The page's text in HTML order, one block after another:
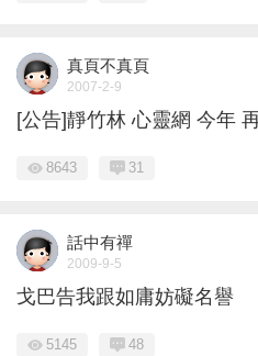
真頁不真頁
2007-2-9
[公告]靜竹林 心靈網 今年
8643 31
話中有禪
2009-9-5
戈巴告我跟如庸妨礙名譽
5145 48